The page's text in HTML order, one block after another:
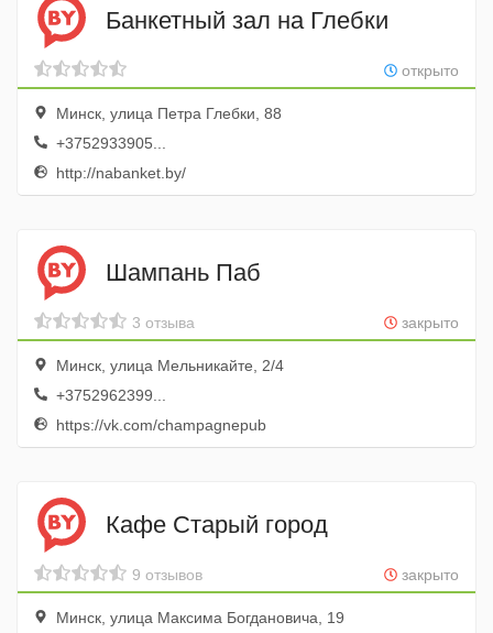
Банкетный зал на Глебки
открыто
Минск, улица Петра Глебки, 88
+3752933905...
http://nabanket.by/
Шампань Паб
закрыто
3 отзыва
Минск, улица Мельникайте, 2/4
+3752962399...
https://vk.com/champagnepub
Кафе Старый город
закрыто
9 отзывов
Минск, улица Максима Богдановича, 19